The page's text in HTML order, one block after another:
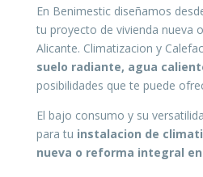
En Benimestic diseñamos
tu proyecto de vivienda nueva
Alicante. Climatizacion y
suelo radiante, agua
posibilidades que te puede
El bajo consumo y su
para tu instalacion de
nueva o reforma integral